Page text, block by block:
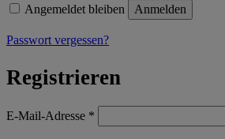
Angemeldet bleiben Anmelden
Passwort vergessen?
Registrieren
E-Mail-Adresse *